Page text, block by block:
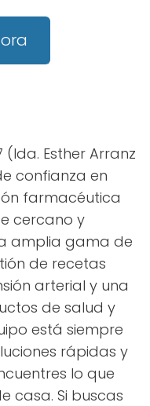
Esther Arranz
confianza en
farmacéutica
cercano y
amplia gama de
de recetas
arterial y una
de salud y
está siempre
rápidas y
lo que
casa. Si buscas